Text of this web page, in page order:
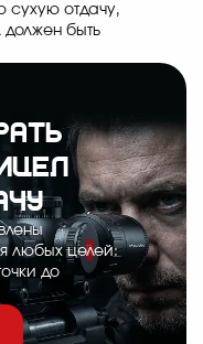
сухую отдачу,
быть
любых целей:
до